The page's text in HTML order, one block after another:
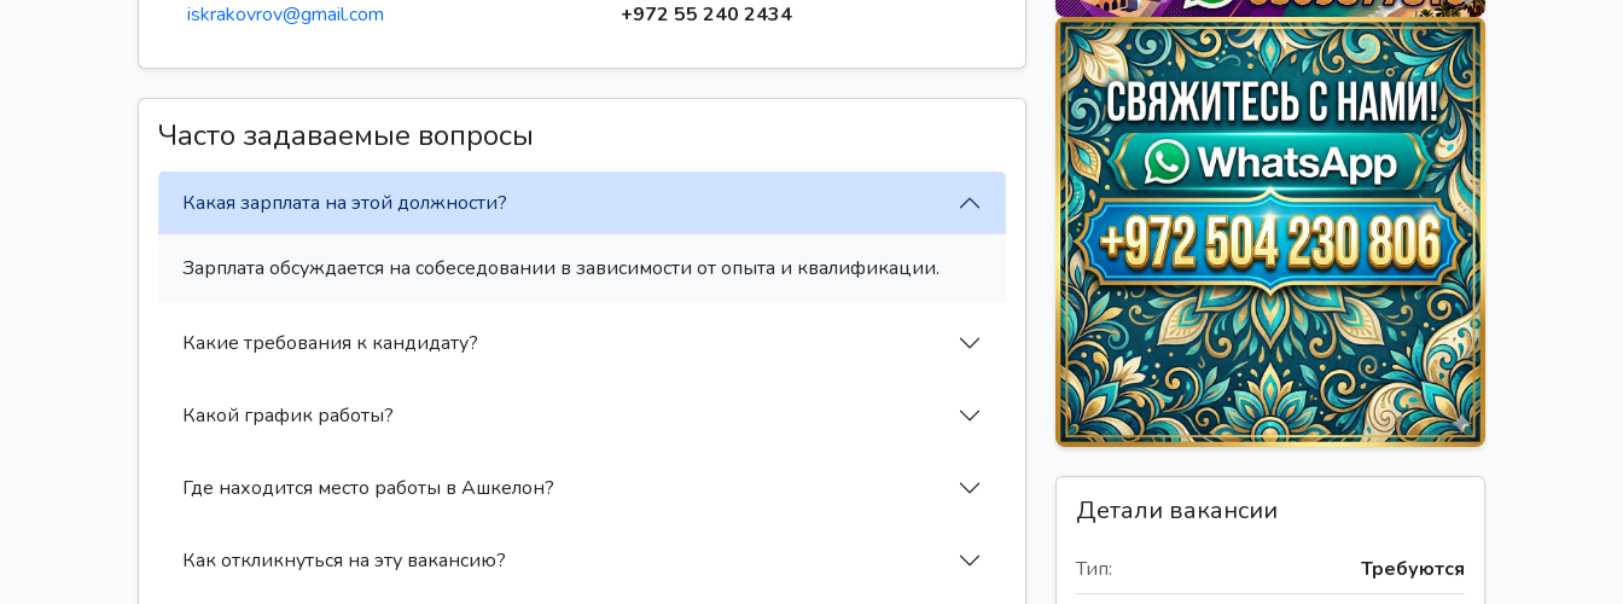
iskrakovrov@gmail.com +972 55 240 2434
Часто задаваемые вопросы
Какая зарплата на этой должности?
Зарплата обсуждается на собеседовании в зависимости от опыта и квалификации.
Какие требования к кандидату?
Какой график работы?
Где находится место работы в Ашкелон?
Как откликнуться на эту вакансию?
Детали вакансии
Тип:
Требуются